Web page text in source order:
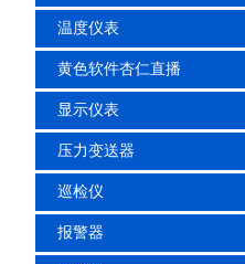
温度仪表
黄色软件杏仁直播
显示仪表
压力变送器
巡检仪
报警器